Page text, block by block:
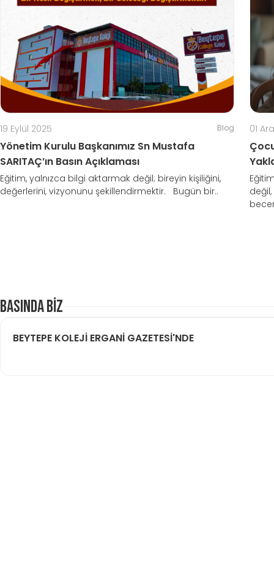
19 Eylül 2025 Blog
Yönetim Kurulu Başkanımız Sn Mustafa
SARITAÇ’ın Basın Açıklaması
Eğitim, yalnızca bilgi aktarmak değil; bireyin kişiliğini,
değerlerini, vizyonunu şekillendirmektir. Bugün bir..
01
BASINDA BİZ
BEYTEPE KOLEJİ ERGANİ GAZETESİ'NDE